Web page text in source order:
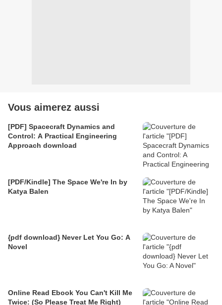
Vous aimerez aussi
[PDF] Spacecraft Dynamics and
Control: A Practical Engineering
Approach download
[PDF/Kindle] The Space We're In by
Katya Balen
{pdf download} Never Let You Go: A
Novel
Online Read Ebook You Can't Kill Me
Twice: (So Please Treat Me Right)